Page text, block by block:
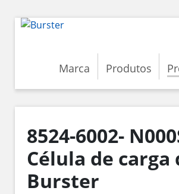
Marca Produtos
8524-6002-
Célula de carga
Burster